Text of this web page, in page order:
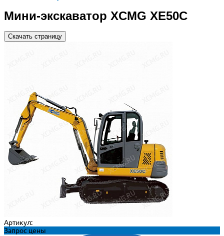
Мини-экскаватор XCMG XE50С
Скачать страницу
Артикул:
Запрос цены